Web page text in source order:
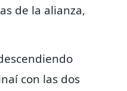
de la alianza,
con las dos